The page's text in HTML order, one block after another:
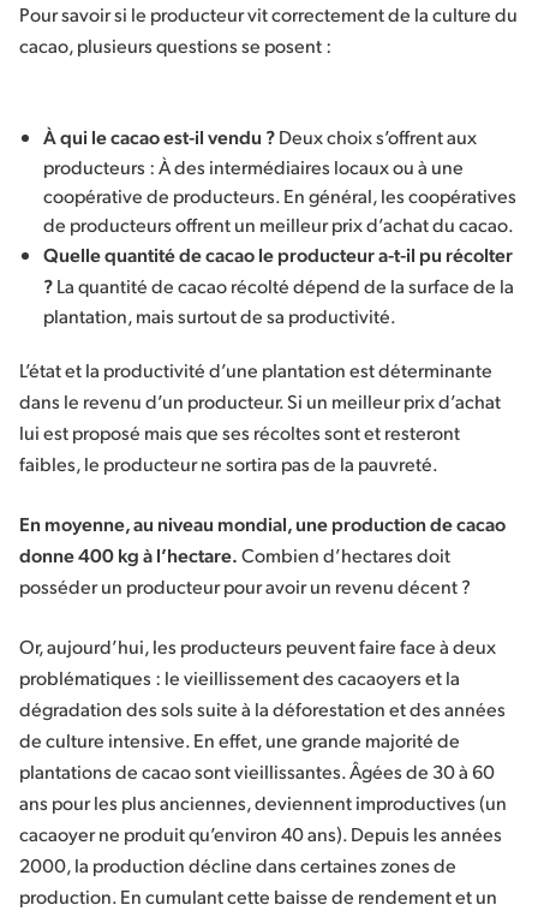
Pour savoir si le producteur vit correctement de la culture du
cacao, plusieurs questions se posent :
À qui le cacao est-il vendu ?Deux choix s’offrent aux
producteurs : À des intermédiaires locaux ou à une
coopérative de producteurs. En général, les coopératives
de producteurs offrent un meilleur prix d’achat du cacao.
Quelle quantité de cacao le producteur a-t-il pu récolter
?La quantité de cacao récolté dépend de la surface de la
plantation, mais surtout de sa productivité.
L’état et la productivité d’une plantation est déterminante
dans le revenu d’un producteur. Si un meilleur prix d’achat
lui est proposé mais que ses récoltes sont et resteront
faibles, le producteur ne sortira pas de la pauvreté.
En moyenne, au niveau mondial, une production de cacao
donne 400 kg à l’hectare.Combien d’hectares doit
posséder un producteur pour avoir un revenu décent ?
Or, aujourd’hui, les producteurs peuvent faire face à deux
problématiques : le vieillissement des cacaoyers et la
dégradation des sols suite à la déforestation et des années
de culture intensive. En effet, une grande majorité de
plantations de cacao sont vieillissantes. Âgées de 30 à 60
ans pour les plus anciennes, deviennent improductives (un
cacaoyer ne produit qu’environ 40 ans). Depuis les années
2000, la production décline dans certaines zones de
production. En cumulant cette baisse de rendement et un